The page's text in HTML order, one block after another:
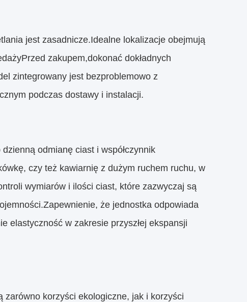
jest zasadnicze.Idealne lokalizacje obejmują
zakupem,dokonać dokładnych
zintegrowany jest bezproblemowo z
podczas dostawy i instalacji.
odmianę ciast i współczynnik
czy też kawiarnię z dużym ruchem ruchu, w
wymiarów i ilości ciast, które zazwyczaj są
że jednostka odpowiada
elastyczność w zakresie przyszłej ekspansji
korzyści ekologiczne, jak i korzyści